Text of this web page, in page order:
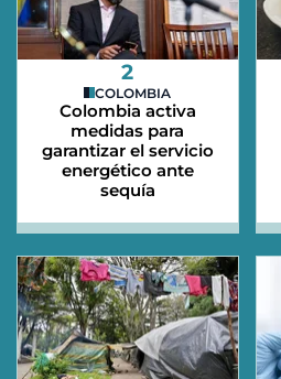
2
COLOMBIA
Colombia activa
medidas para
garantizar el servicio
energético ante
sequía